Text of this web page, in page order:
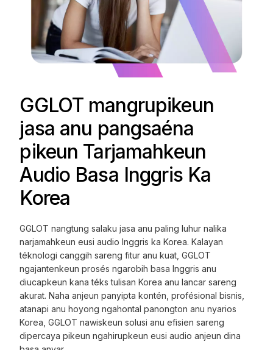
GGLOT mangrupikeun
jasa anu pangsaéna
pikeun Tarjamahkeun
Audio Basa Inggris Ka
Korea
GGLOT nangtung salaku jasa anu paling luhur nalika
narjamahkeun eusi audio Inggris ka Korea. Kalayan
téknologi canggih sareng fitur anu kuat, GGLOT
ngajantenkeun prosés ngarobih basa Inggris anu
diucapkeun kana téks tulisan Korea anu lancar sareng
akurat. Naha anjeun panyipta kontén, profésional bisnis,
atanapi anu hoyong ngahontal panongton anu nyarios
Korea, GGLOT nawiskeun solusi anu efisien sareng
dipercaya pikeun ngahirupkeun eusi audio anjeun dina